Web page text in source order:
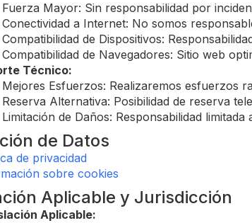
Fuerza Mayor: Sin responsabilidad por
Conectividad a Internet: No somos
Compatibilidad de Dispositivos:
Compatibilidad de Navegadores: Sitio web
Técnico:
Mejores Esfuerzos: Realizaremos esfuerzos
Reserva Alternativa: Posibilidad de reserva
Limitación de Daños: Responsabilidad
de Datos
de privacidad
sobre cookies
Aplicable y Jurisdicción
Aplicable: